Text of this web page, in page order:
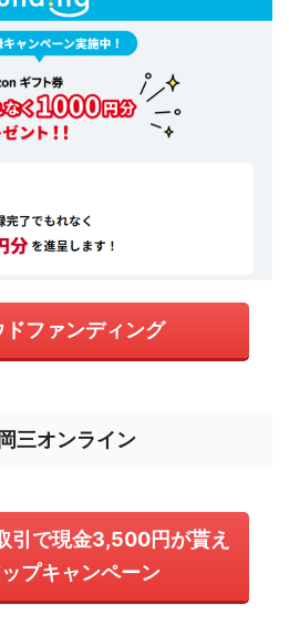
ドファンディング
三オンライン
引で現金3,500円が貰え
プキャンペーン